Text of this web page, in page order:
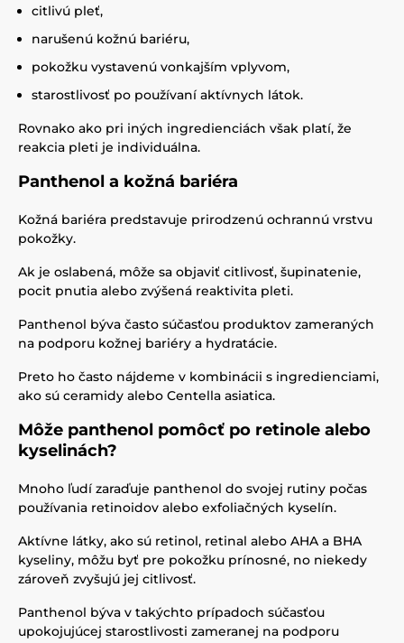
citlivú pleť,
narušenú kožnú bariéru,
pokožku vystavenú vonkajším vplyvom,
starostlivosť po používaní aktívnych látok.
Rovnako ako pri iných ingredienciách však platí, že
reakcia pleti je individuálna.
Panthenol a kožná bariéra
Kožná bariéra predstavuje prirodzenú ochrannú vrstvu
pokožky.
Ak je oslabená, môže sa objaviť citlivosť, šupinatenie,
pocit pnutia alebo zvýšená reaktivita pleti.
Panthenol býva často súčasťou produktov zameraných
na podporu kožnej bariéry a hydratácie.
Preto ho často nájdeme v kombinácii s ingredienciami,
ako sú ceramidy alebo Centella asiatica.
Môže panthenol pomôcť po retinole alebo
kyselinách?
Mnoho ľudí zaraďuje panthenol do svojej rutiny počas
používania retinoidov alebo exfoliačných kyselín.
Aktívne látky, ako sú retinol, retinal alebo AHA a BHA
kyseliny, môžu byť pre pokožku prínosné, no niekedy
zároveň zvyšujú jej citlivosť.
Panthenol býva v takýchto prípadoch súčasťou
upokojujúcej starostlivosti zameranej na podporu